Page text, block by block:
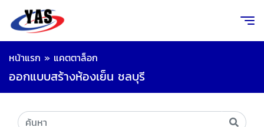
หน้าแรก » แคตตาล็อก
ออกแบบสร้างห้องเย็น ชลบุรี